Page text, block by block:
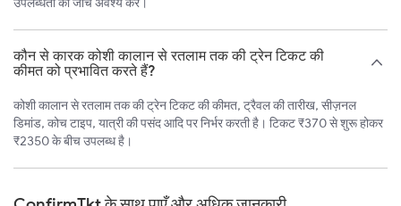
कौन से कारक कोशी कालान से रतलाम तक की ट्रेन टिकट की
कीमत को प्रभावित करते हैं?
कोशी कालान से रतलाम तक की ट्रेन टिकट की कीमत, ट्रैवल की तारीख, सीज़नल
डिमांड, कोच टाइप, यात्री की पसंद आदि पर निर्भर करती है। टिकट ₹370 से शुरू होकर
₹2350 के बीच उपलब्ध है।